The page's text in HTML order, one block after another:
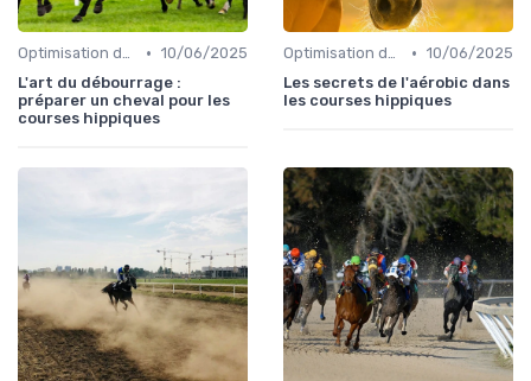
Optimisation des performances • 10/06/2025
L'art du débourrage :
préparer un cheval pour les
courses hippiques
Optimisation des performances • 10/06/2025
Les secrets de l'aérobic dans
les courses hippiques